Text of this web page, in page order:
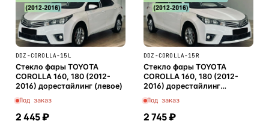
DDZ-COROLLA-15L
Стекло фары TOYOTA
COROLLA 160, 180 (2012-
2016) дорестайлинг (левое)
Под заказ
2 445 ₽
DDZ-COROLLA-15R
Стекло фары TOYOTA
COROLLA 160, 180 (2012-
2016) дорестайлинг
(правое)
Под заказ
2 745 ₽